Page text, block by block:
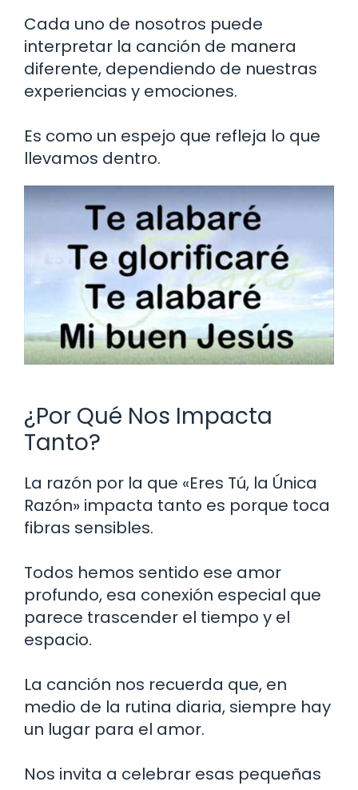
Cada uno de nosotros puede
interpretar la canción de manera
diferente, dependiendo de nuestras
experiencias y emociones.
Es como un espejo que refleja lo que
llevamos dentro.
¿Por Qué Nos Impacta
Tanto?
La razón por la que «Eres Tú, la Única
Razón» impacta tanto es porque toca
fibras sensibles.
Todos hemos sentido ese amor
profundo, esa conexión especial que
parece trascender el tiempo y el
espacio.
La canción nos recuerda que, en
medio de la rutina diaria, siempre hay
un lugar para el amor.
Nos invita a celebrar esas pequeñas